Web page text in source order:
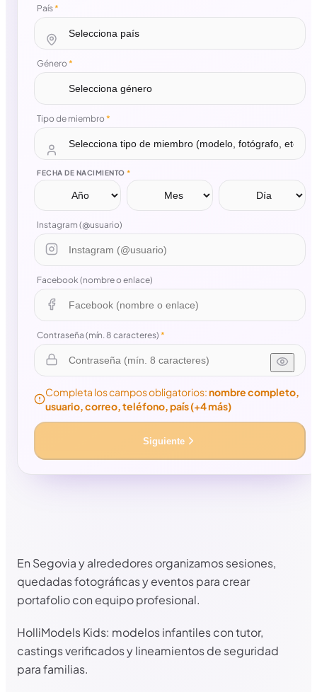
País*
Género *
Tipo de miembro *
FECHA DE NACIMIENTO *
Instagram (@usuario)
Facebook (nombre o enlace)
Contraseña (mín. 8 caracteres) *
Completa los campos obligatorios:nombre completo,
usuario, correo, teléfono, país(+4 más)
Siguiente
En Segovia y alrededores organizamos sesiones,
quedadas fotográficas y eventos para crear
portafolio con equipo profesional.
HolliModels Kids: modelos infantiles con tutor,
castings verificados y lineamientos de seguridad
para familias.